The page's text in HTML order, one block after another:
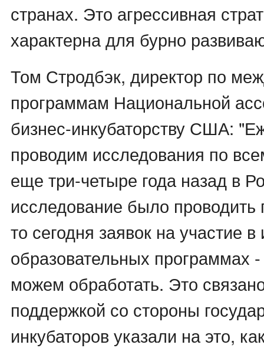
странах. Это агрессивная
характерна для бурно
Том Стродбэк, директор по
программам Национальной
бизнес-инкубаторству США:
проводим исследования по
еще три-четыре года назад в
исследование было проводить
то сегодня заявок на участие
образовательных
можем обработать. Это
поддержкой со стороны
инкубаторов указали на это,